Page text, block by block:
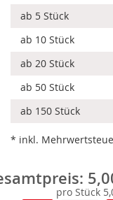
ab 5 Stück
ab 10 Stück
ab 20 Stück
ab 50 Stück
ab 150 Stück
* inkl.
pro Stück